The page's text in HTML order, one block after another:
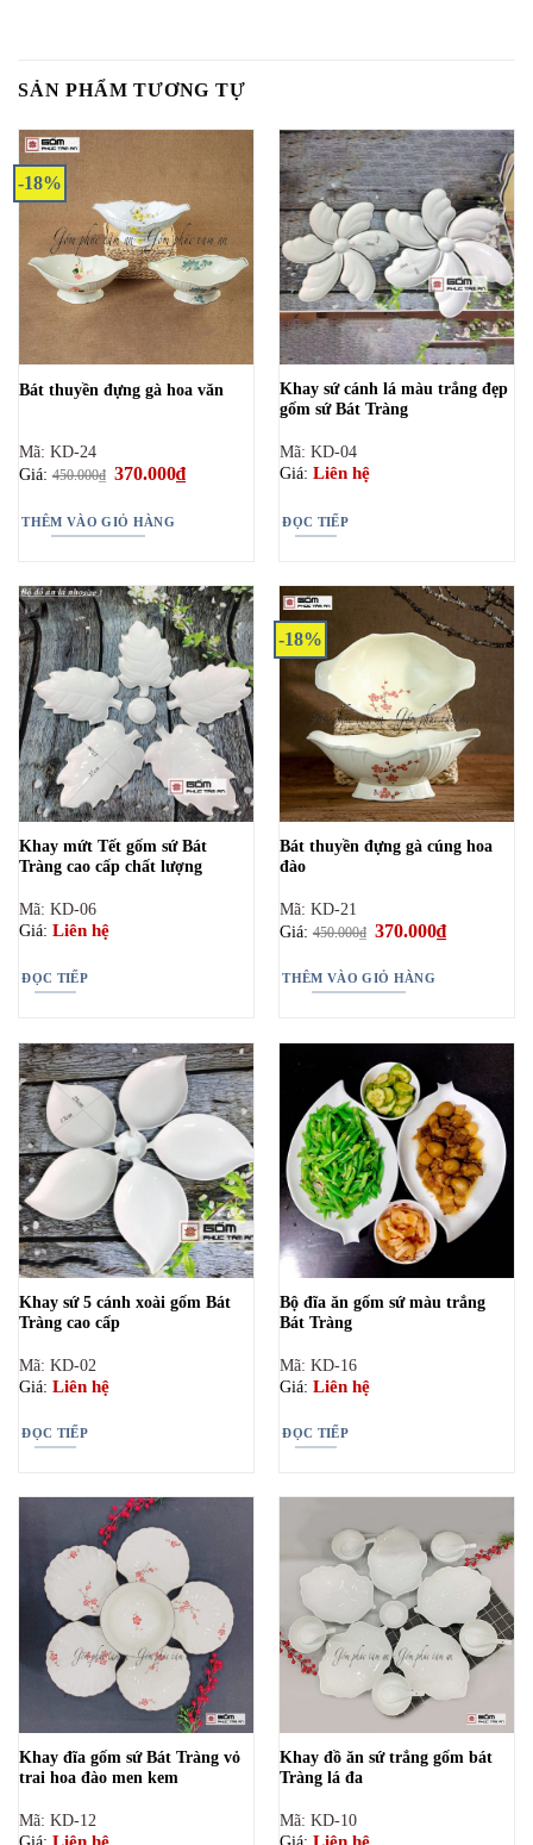
SẢN PHẨM TƯƠNG TỰ
-18%
Bát thuyền đựng gà hoa văn
Mã: KD-24
Giá:450.000₫ Giá
450.000₫.
370.000₫Giá
hiện
THÊM VÀO GIỎ HÀNG
Khay sứ cánh lá màu trắng đẹp
gốm sứ Bát Tràng
Mã: KD-04
Giá: Liên hệ
ĐỌC TIẾP
Khay mứt Tết gốm sứ Bát
Tràng cao cấp chất lượng
Mã: KD-06
Giá: Liên hệ
ĐỌC TIẾP
-18%
Bát thuyền đựng gà cúng hoa
đào
Mã: KD-21
Giá:450.000₫ Giá
450.000₫.
370.000₫Giá
hiện
THÊM VÀO GIỎ HÀNG
Khay sứ 5 cánh xoài gốm Bát
Tràng cao cấp
Mã: KD-02
Giá: Liên hệ
ĐỌC TIẾP
Bộ đĩa ăn gốm sứ màu trắng
Bát Tràng
Mã: KD-16
Giá: Liên hệ
ĐỌC TIẾP
Khay đĩa gốm sứ Bát Tràng vỏ
trai hoa đào men kem
Mã: KD-12
Khay đồ ăn sứ trắng gốm bát
Tràng lá đa
Mã: KD-10